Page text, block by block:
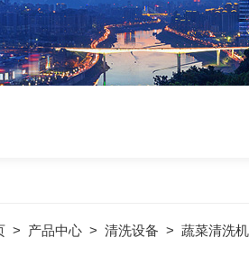
> 产品中心 > 清洗设备 > 蔬菜清洗机